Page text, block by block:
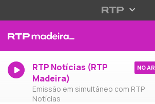
RTP Notícias (RTP
Madeira)
Emissão em simultâneo com RTP
Notícias
NO AR